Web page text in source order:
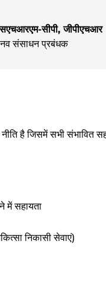
सीपी, जीपीएचआर
संसाधन प्रबंधक
है जिसमें सभी संभावित
में सहायता
निकासी सेवाएं)